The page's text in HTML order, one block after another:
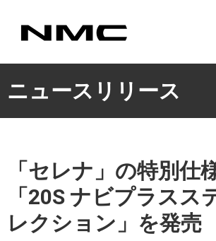
カスタ
ニュースリリース
「セレナ」の特別仕
「20S ナビプラスス
レクション」を発売